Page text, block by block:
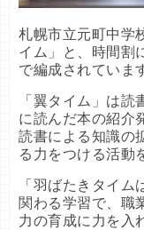
札幌市立元町中学
イム」と、時間割
で編成されていま
「翼タイム」は
に読んだ本の紹介
読書による知識の
る力をつける活動
「羽ばたきタイ
関わる学習で、職
力の育成に力を入